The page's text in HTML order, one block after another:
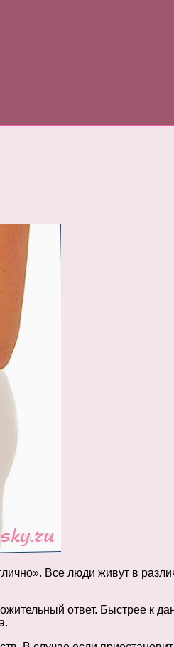
Все люди живут в
ответ. Быстрее к